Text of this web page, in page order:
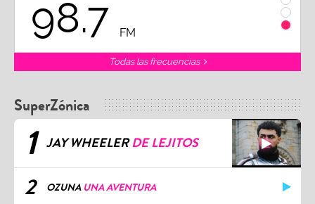
95.9 FM
Todas las frecuencias
SuperZónica
1 JAY WHEELERDE LEJITOS
2 OZUNA UNA AVENTURA